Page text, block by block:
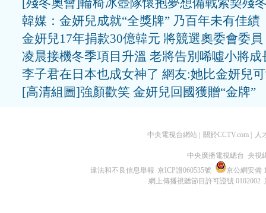
[殘冬奧會]輪椅冰壺隊懷抱夢想備戰索契殘
韓媒：金妍兒成就“全獎牌” 乃百年未有佳績
金妍兒17年捐款30億韓元 將競選奧委會委員
凌晨接機冬季項目升溫 老將告別唏噓小將成
李子君在日本也成女神了 網友:她比金妍兒
[高清組圖]強顏歡笑 金妍兒回國獲贈“金牌”
中央電視台網站 關於CCTV.com 人
中央廣播電視總台 央視
違法和不良信息舉報 京ICP證060535號
京公網安備
網上傳播視聽節目許可證號 0102002